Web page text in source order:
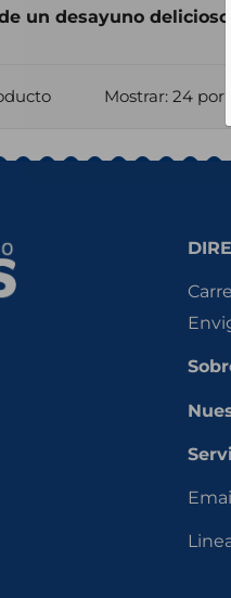
un desayuno
Mostrar: 24 por